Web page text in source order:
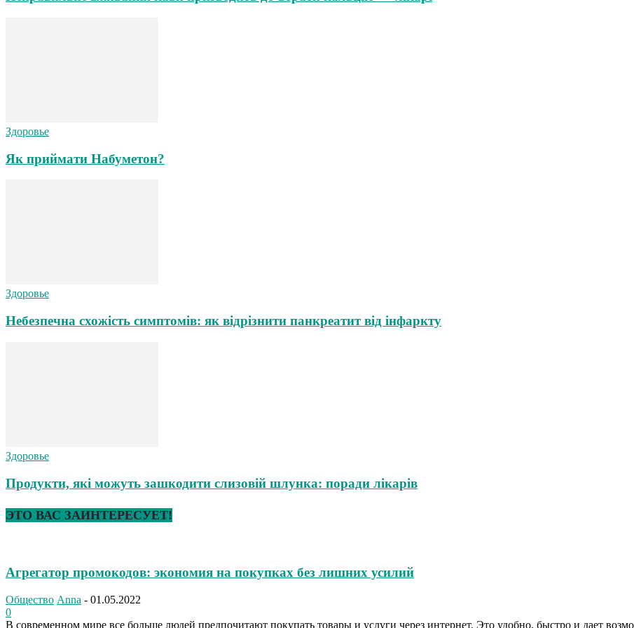
Здоровье
Як приймати Набуметон?
Здоровье
Небезпечна схожість симптомів: як відрізнити панкреатит від інфаркту
Здоровье
Продукти, які можуть зашкодити слизовій шлунка: поради лікарів
ЭТО ВАС ЗАИНТЕРЕСУЕТ!
Агрегатор промокодов: экономия на покупках без лишних усилий
Общество Anna - 01.05.2022
0
В современном мире все больше людей предпочитают покупать товары и услуги через интернет. Это удобно, быстро и дает